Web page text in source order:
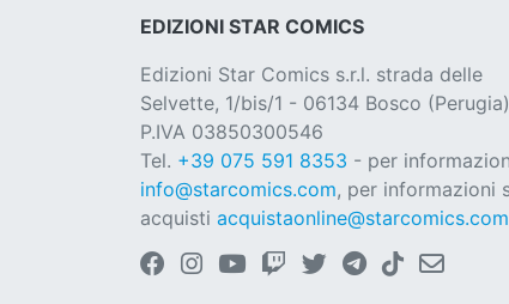
EDIZIONI STAR COMICS
Edizioni Star Comics s.r.l. strada delle
Selvette, 1/bis/1 - 06134 Bosco (Perugia)
P.IVA 03850300546
Tel. +39 075 591 8353 - per
info@starcomics.com, per informazioni
acquisti acquistaonline@starcomics.com